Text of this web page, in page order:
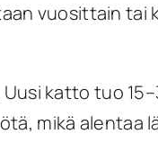
vuosittain
katto tuo
mikä alentaa